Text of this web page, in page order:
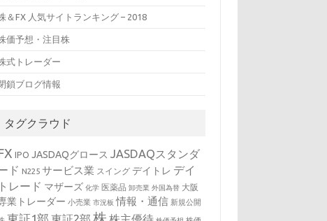
＆FX 人気サイトランキング – 2018
価予想・注目株
式トレーダー
鎖ブログ情報
タグクラウド
IPO JASDAQグロース JASDAQスタンダ
ド N225 サービス業 スイング デイトレ デイ
トレード マザーズ 化学 医薬品 卸売業 外国為替 大阪
業トレーダー 小売業 市況板 情報・通信 新規公開